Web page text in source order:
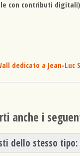
con contributi digitali)
dedicato a Jean-Luc
anche i
dello stesso tipo: